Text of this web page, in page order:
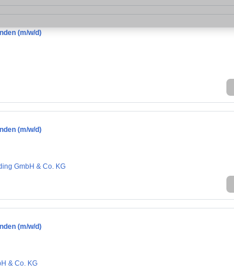
(m/w/d)
(m/w/d)
GmbH & Co. KG
(m/w/d)
& Co. KG